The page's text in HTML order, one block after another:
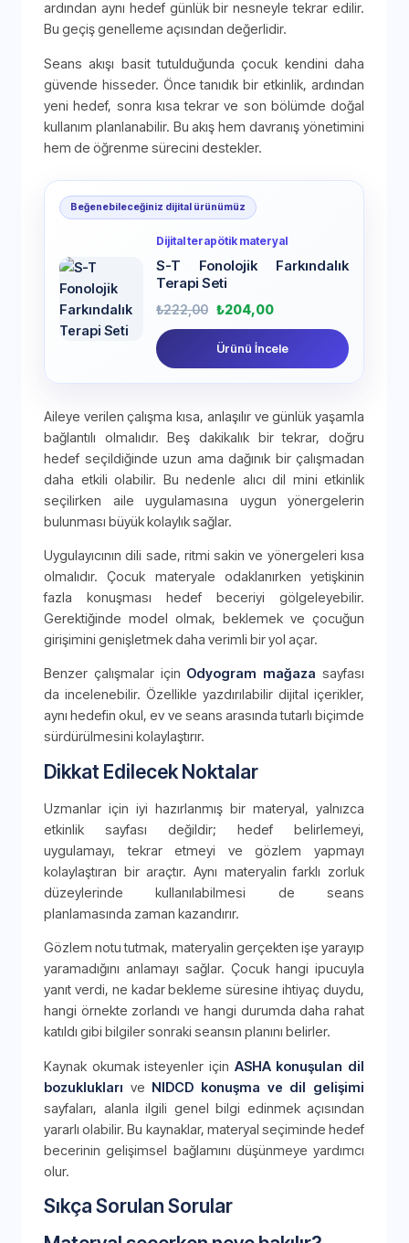
ardından aynı hedef günlük bir nesneyle tekrar edilir.
Bu geçiş genelleme açısından değerlidir.
Seans akışı basit tutulduğunda çocuk kendini daha
güvende hisseder. Önce tanıdık bir etkinlik, ardından
yeni hedef, sonra kısa tekrar ve son bölümde doğal
kullanım planlanabilir. Bu akış hem davranış yönetimini
hem de öğrenme sürecini destekler.
Beğenebileceğiniz dijital ürünümüz
Dijital terapötik materyal
S-T Fonolojik Farkındalık
Terapi Seti
₺222,00 ₺204,00
Ürünü İncele
Aileye verilen çalışma kısa, anlaşılır ve günlük yaşamla
bağlantılı olmalıdır. Beş dakikalık bir tekrar, doğru
hedef seçildiğinde uzun ama dağınık bir çalışmadan
daha etkili olabilir. Bu nedenle alıcı dil mini etkinlik
seçilirken aile uygulamasına uygun yönergelerin
bulunması büyük kolaylık sağlar.
Uygulayıcının dili sade, ritmi sakin ve yönergeleri kısa
olmalıdır. Çocuk materyale odaklanırken yetişkinin
fazla konuşması hedef beceriyi gölgeleyebilir.
Gerektiğinde model olmak, beklemek ve çocuğun
girişimini genişletmek daha verimli bir yol açar.
Benzer çalışmalar için Odyogram mağaza sayfası
da incelenebilir. Özellikle yazdırılabilir dijital içerikler,
aynı hedefin okul, ev ve seans arasında tutarlı biçimde
sürdürülmesini kolaylaştırır.
Dikkat Edilecek Noktalar
Uzmanlar için iyi hazırlanmış bir materyal, yalnızca
etkinlik sayfası değildir; hedef belirlemeyi,
uygulamayı, tekrar etmeyi ve gözlem yapmayı
kolaylaştıran bir araçtır. Aynı materyalin farklı zorluk
düzeylerinde kullanılabilmesi de seans
planlamasında zaman kazandırır.
Gözlem notu tutmak, materyalin gerçekten işe yarayıp
yaramadığını anlamayı sağlar. Çocuk hangi ipucuyla
yanıt verdi, ne kadar bekleme süresine ihtiyaç duydu,
hangi örnekte zorlandı ve hangi durumda daha rahat
katıldı gibi bilgiler sonraki seansın planını belirler.
Kaynak okumak isteyenler için ASHA konuşulan dil
bozuklukları ve NIDCD konuşma ve dil gelişimi
sayfaları, alanla ilgili genel bilgi edinmek açısından
yararlı olabilir. Bu kaynaklar, materyal seçiminde hedef
becerinin gelişimsel bağlamını düşünmeye yardımcı
olur.
Sıkça Sorulan Sorular